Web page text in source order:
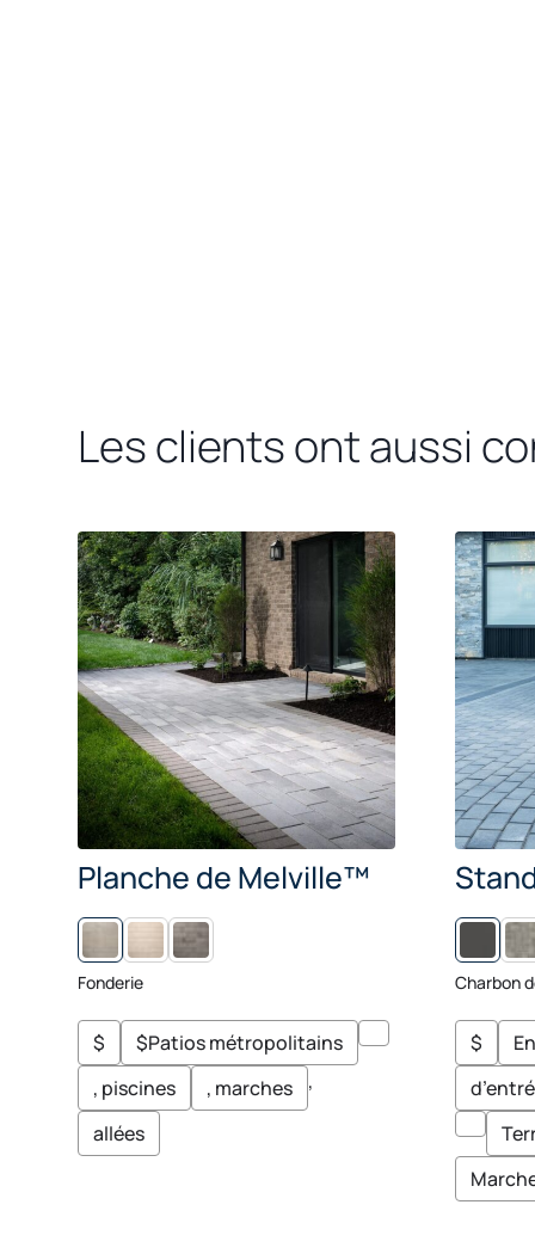
Les clients ont aussi
Planche de Melville™
Fonderie
L
I
N
M
I
N
T
$
$Patios métropolitains
, piscines
, marches ,
allées
Charbon
C
H
E
S
I
K
$